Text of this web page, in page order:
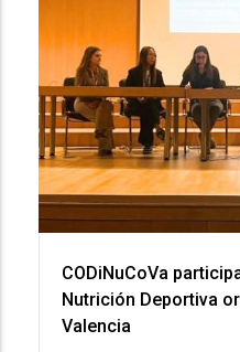
CODiNuCoVa
Nutrición Deportiva
Valencia